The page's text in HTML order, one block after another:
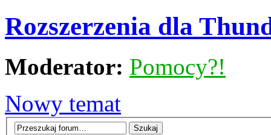
Rozszerzenia dla
Moderator: Pomocy?!
Nowy temat